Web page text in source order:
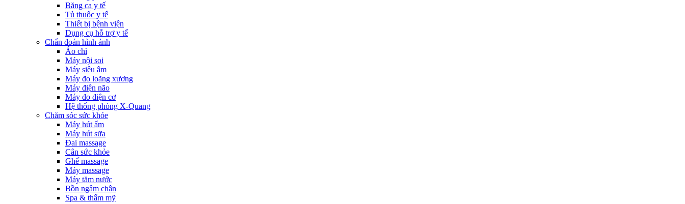
Băng ca y tế
Tủ thuốc y tế
Thiết bị bệnh viện
Dụng cụ hỗ trợ y tế
Chẩn đoán hình ảnh
Áo chì
Máy nội soi
Máy siêu âm
Máy đo loãng xương
Máy điện não
Máy đo điện cơ
Hệ thống phòng X-Quang
Chăm sóc sức khỏe
Máy hút ẩm
Máy hút sữa
Đai massage
Cân sức khỏe
Ghế massage
Máy massage
Máy tăm nước
Bồn ngâm chân
Spa & thẩm mỹ